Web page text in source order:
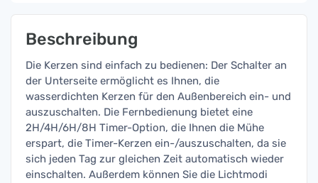
Beschreibung
Die Kerzen sind einfach zu bedienen: Der Schalter an
der Unterseite ermöglicht es Ihnen, die
wasserdichten Kerzen für den Außenbereich ein- und
auszuschalten. Die Fernbedienung bietet eine
2H/4H/6H/8H Timer-Option, die Ihnen die Mühe
erspart, die Timer-Kerzen ein-/auszuschalten, da sie
sich jeden Tag zur gleichen Zeit automatisch wieder
einschalten. Außerdem können Sie die Lichtmodi